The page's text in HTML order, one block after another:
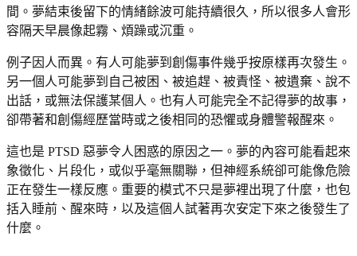
間。夢結束後留下的情緒餘波可能持續很久，所以很多人會形
容隔天早晨像起霧、煩躁或沉重。
例子因人而異。有人可能夢到創傷事件幾乎按原樣再次發生。
另一個人可能夢到自己被困、被追趕、被責怪、被遺棄、說不
出話，或無法保護某個人。也有人可能完全不記得夢的故事，
卻帶著和創傷經歷當時或之後相同的恐懼或身體警報醒來。
這也是 PTSD 惡夢令人困惑的原因之一。夢的內容可能看起來
象徵化、片段化，或似乎毫無關聯，但神經系統卻可能像危險
正在發生一樣反應。重要的模式不只是夢裡出現了什麼，也包
括入睡前、醒來時，以及這個人試著再次安定下來之後發生了
什麼。